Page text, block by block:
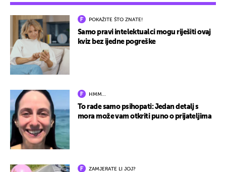
POKAŽITE ŠTO ZNATE!
Samo pravi intelektualci mogu riješiti ovaj
kviz bez ijedne pogreške
HMM…
To rade samo psihopati: Jedan detalj s
mora može vam otkriti puno o prijateljima
ZAMJERATE LI JOJ?